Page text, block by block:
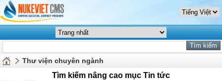
Thư viện chuyên ngành
Tìm kiếm nâng cao mục Tin tức